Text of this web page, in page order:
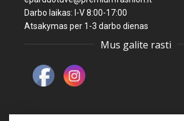
Darbo laikas: I-V 8:00-17:00
Atsakymas per 1-3 darbo dienas
Mus galite rasti